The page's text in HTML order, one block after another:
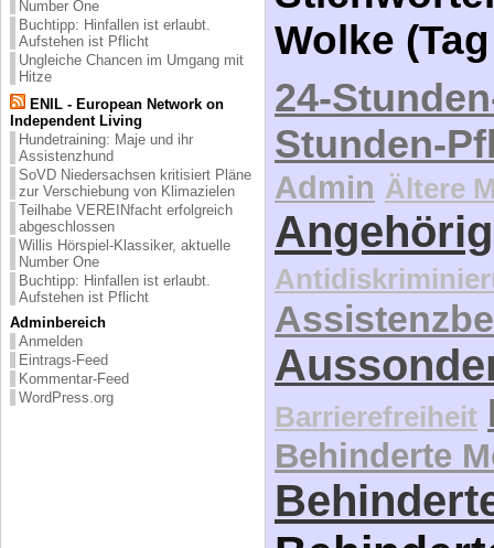
Number One
Buchtipp: Hinfallen ist erlaubt.
Aufstehen ist Pflicht
Ungleiche Chancen im Umgang mit
Hitze
ENIL - European Network on
Independent Living
Hundetraining: Maje und ihr
Assistenzhund
SoVD Niedersachsen kritisiert Pläne
zur Verschiebung von Klimazielen
Teilhabe VEREINfacht erfolgreich
abgeschlossen
Willis Hörspiel-Klassiker, aktuelle
Number One
Buchtipp: Hinfallen ist erlaubt.
Aufstehen ist Pflicht
Adminbereich
Anmelden
Eintrags-Feed
Kommentar-Feed
WordPress.org
Wolke
24-
Stunden-
Admin Ältere
Barrierefreiheit
Behinderte